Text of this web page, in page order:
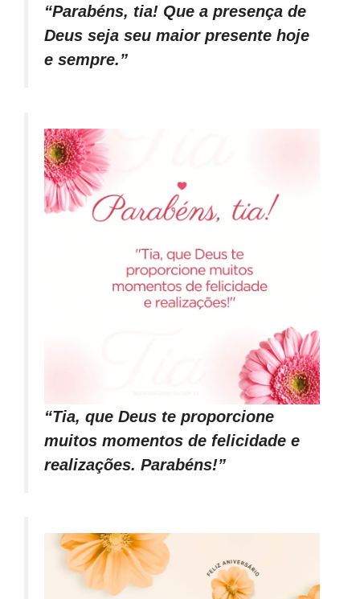
“Parabéns, tia! Que a presença de
Deus seja seu maior presente hoje
e sempre.”
“Tia, que Deus te proporcione
muitos momentos de felicidade e
realizações. Parabéns!”